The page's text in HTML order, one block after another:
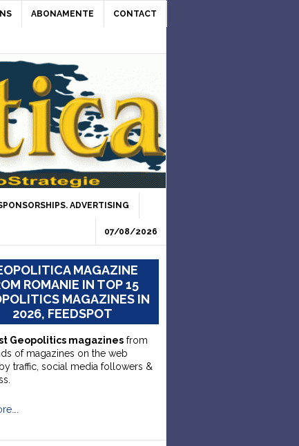
ABONAMENTE CONTACT
ADVERTISING
07/08/2026
MAGAZINE
ROMANIE IN TOP 15
MAGAZINES IN
2026, FEEDSPOT
Geopolitics magazines from
of magazines on the web
traffic, social media followers &